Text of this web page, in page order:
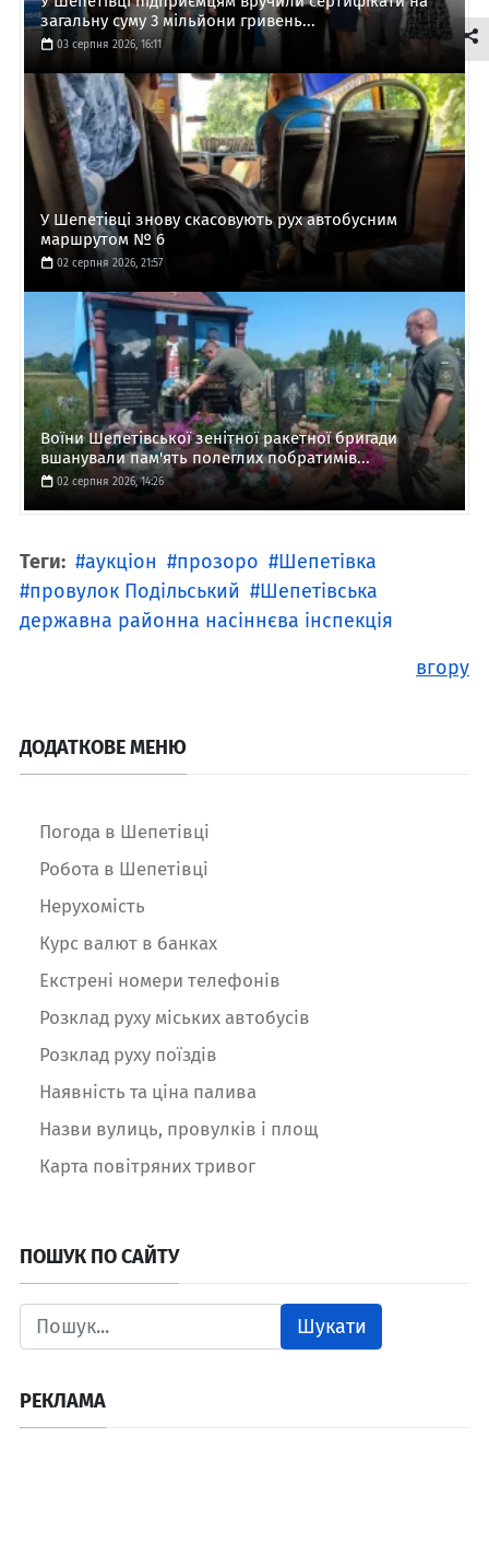
загальну суму 3 мільйони гривень...
03 серпня 2026, 16:11
У Шепетівці знову скасовують рух автобусним
маршрутом № 6
02 серпня 2026, 21:57
Воїни Шепетівської зенітної ракетної бригади
вшанували пам'ять полеглих побратимів...
02 серпня 2026, 14:26
Теги: аукціон прозоро
Шепетівка
провулок Подільський
Шепетівська
державна районна насіннєва інспекція
вгору
ДОДАТКОВЕ МЕНЮ
Погода в Шепетівці
Робота в Шепетівці
Нерухомість
Курс валют в банках
Екстрені номери телефонів
Розклад руху міських автобусів
Розклад руху поїздів
Наявність та ціна палива
Назви вулиць, провулків і площ
Карта повітряних тривог
ПОШУК ПО САЙТУ
Шукати
РЕКЛАМА